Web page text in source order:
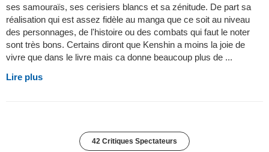
ses samouraïs, ses cerisiers blancs et sa zénitude. De part sa
réalisation qui est assez fidèle au manga que ce soit au niveau
des personnages, de l'histoire ou des combats qui faut le noter
sont très bons. Certains diront que Kenshin a moins la joie de
vivre que dans le livre mais ca donne beaucoup plus de ...
Lire plus
42 Critiques Spectateurs